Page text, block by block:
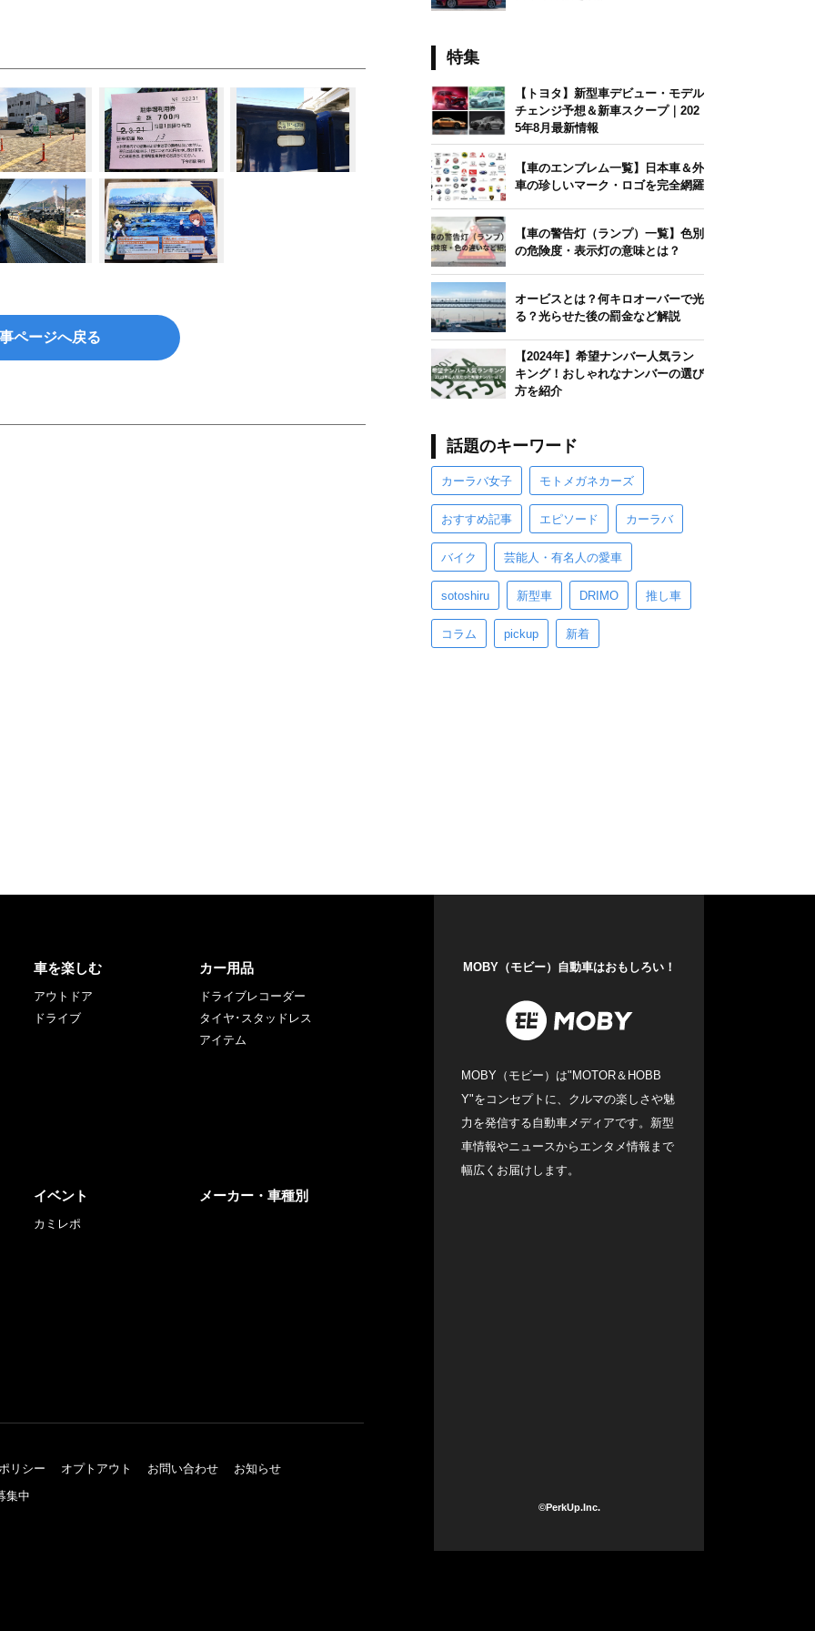
ページへ戻る
特集
【トヨタ】新型車デビュー・モデル
チェンジ予想＆新車スクープ｜202
5年8月最新情報
【車のエンブレム一覧】日本車＆外
車の珍しいマーク・ロゴを完全網羅
【車の警告灯（ランプ）一覧】色別
の危険度・表示灯の意味とは？
オービスとは？何キロオーバーで光
る？光らせた後の罰金など解説
【2024年】希望ナンバー人気ラン
キング！おしゃれなナンバーの選び
方を紹介
話題のキーワード
カーラバ女子 モトメガネカーズ
おすすめ記事 エピソード カーラバ
バイク 芸能人・有名人の愛車
sotoshiru 新型車 DRIMO 推し車
コラム pickup 新着
車を楽しむ
アウトドア
ドライブ
カー用品
ドライブレコーダー
タイヤ･スタッドレス
アイテム
イベント
カミレポ
メーカー・車種別
リシー オプトアウト お問い合わせ
お知らせ
集中
MOBY（モビー）自動車はおもしろい！
MOBY（モビー）は"MOTOR＆HOBB
Y"をコンセプトに、クルマの楽しさや魅
力を発信する自動車メディアです。新型
車情報やニュースからエンタメ情報まで
幅広くお届けします。
©PerkUp.Inc.